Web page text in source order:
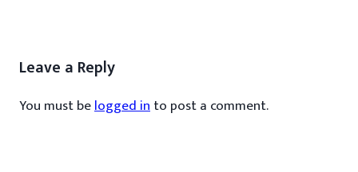
Leave a Reply
You must belogged into post a comment.